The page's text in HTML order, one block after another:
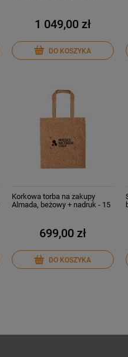
1 049,00 zł
DO KOSZYKA
Korkowa torba na zakupy
Almada, beżowy + nadruk - 15
699,00 zł
DO KOSZYKA